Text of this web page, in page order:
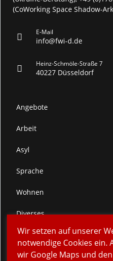
(CoWorking Space Shadow-
E-Mail
info@fwi-d.de
Heinz-Schmöle-Straße 7
40227 Düsseldorf
Angebote
Arbeit
Asyl
Sprache
Wohnen
Diverses
Spenden
Verein
Wir setzen auf unserer
notwendige Cookies ein.
wir Google Maps und